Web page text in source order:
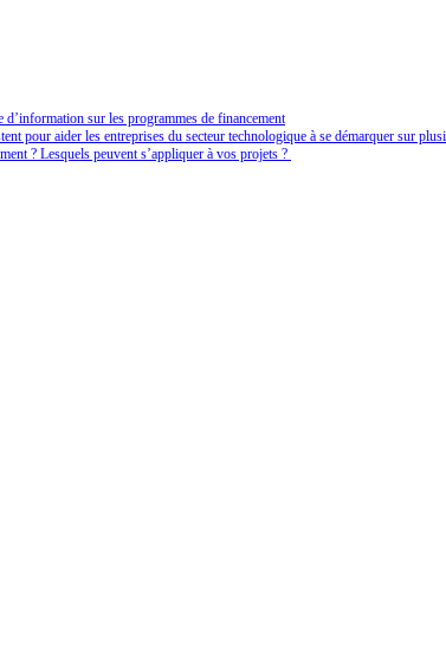
sur les programmes de financement
pour aider les entreprises du secteur technologique à se démarquer sur
? Lesquels peuvent s’appliquer à vos projets ?